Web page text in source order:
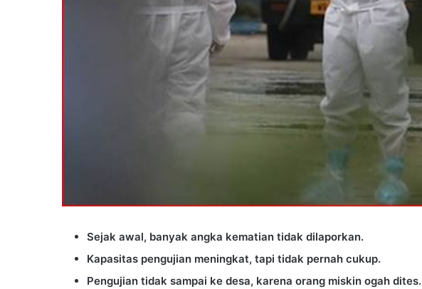
Sejak awal, banyak angka kematian tidak dilaporkan.
Kapasitas pengujian meningkat, tapi tidak pernah cukup.
Pengujian tidak sampai ke desa, karena orang miskin ogah dites.